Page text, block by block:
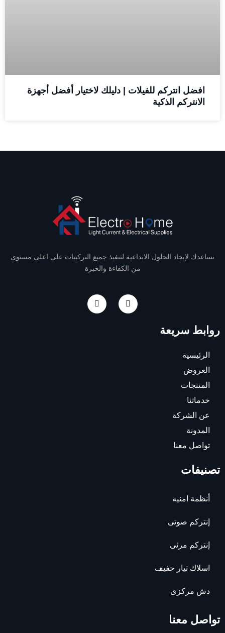
افضل انتركم للفيلات | دليلك لاختيار أفضل أجهزة
الانتركم الذكية
نساعدك لإيجاد الحلول الابداعية لتنفيذ جميع التركيبات على اعلى مستوى
من الكفاءة والخبرة
F
a
c
I
n
s
روابط سريعة
الرئيسية
العروض
المنتجات
خدماتنا
عن الشركة
المدونة
تواصل معنا
تصنيفات
أنظمة امنيه
إنتركم صوتى
إنتركم مرئى
اسلاك تيار خفيف
دش مركزى
تواصل معنا